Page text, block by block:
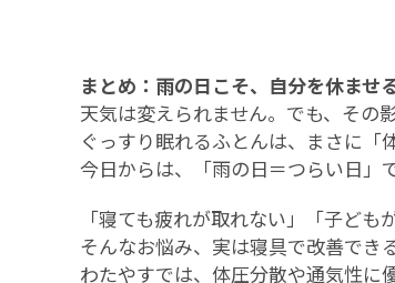
まとめ：雨の日こそ、自分を休ませ
天気は変えられません。でも、その
ぐっすり眠れるふとんは、まさに「
今日からは、「雨の日＝つらい日」
「寝ても疲れが取れない」「子ども
そんなお悩み、実は寝具で改善でき
わたやすでは、体圧分散や通気性に